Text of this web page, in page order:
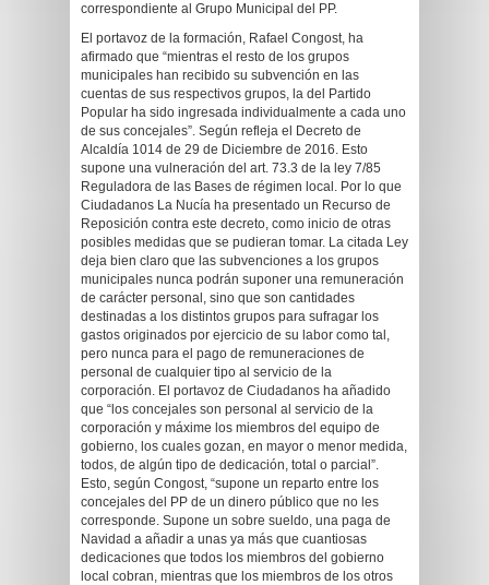
correspondiente al Grupo Municipal del PP.
El portavoz de la formación, Rafael Congost, ha
afirmado que “mientras el resto de los grupos
municipales han recibido su subvención en las
cuentas de sus respectivos grupos, la del Partido
Popular ha sido ingresada individualmente a cada uno
de sus concejales”. Según refleja el Decreto de
Alcaldía 1014 de 29 de Diciembre de 2016. Esto
supone una vulneración del art. 73.3 de la ley 7/85
Reguladora de las Bases de régimen local. Por lo que
Ciudadanos La Nucía ha presentado un Recurso de
Reposición contra este decreto, como inicio de otras
posibles medidas que se pudieran tomar. La citada Ley
deja bien claro que las subvenciones a los grupos
municipales nunca podrán suponer una remuneración
de carácter personal, sino que son cantidades
destinadas a los distintos grupos para sufragar los
gastos originados por ejercicio de su labor como tal,
pero nunca para el pago de remuneraciones de
personal de cualquier tipo al servicio de la
corporación. El portavoz de Ciudadanos ha añadido
que “los concejales son personal al servicio de la
corporación y máxime los miembros del equipo de
gobierno, los cuales gozan, en mayor o menor medida,
todos, de algún tipo de dedicación, total o parcial”.
Esto, según Congost, “supone un reparto entre los
concejales del PP de un dinero público que no les
corresponde. Supone un sobre sueldo, una paga de
Navidad a añadir a unas ya más que cuantiosas
dedicaciones que todos los miembros del gobierno
local cobran, mientras que los miembros de los otros